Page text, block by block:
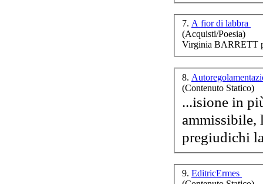
In
Il
7. A fior di labbra
(Acquisti/Poesia)
Virginia BARRETT
8.
(Contenuto Statico)
...isione in
9. EditricErmes